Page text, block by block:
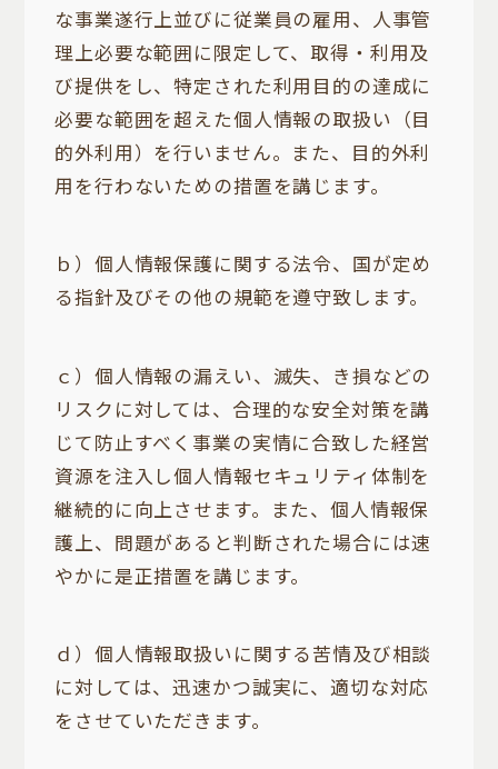
な事業遂行上並びに従業員の雇用、人事管
理上必要な範囲に限定して、取得・利用及
び提供をし、特定された利用目的の達成に
必要な範囲を超えた個人情報の取扱い（目
的外利用）を行いません。また、目的外利
用を行わないための措置を講じます。
ｂ）個人情報保護に関する法令、国が定め
る指針及びその他の規範を遵守致します。
ｃ）個人情報の漏えい、滅失、き損などの
リスクに対しては、合理的な安全対策を講
じて防止すべく事業の実情に合致した経営
資源を注入し個人情報セキュリティ体制を
継続的に向上させます。また、個人情報保
護上、問題があると判断された場合には速
やかに是正措置を講じます。
ｄ）個人情報取扱いに関する苦情及び相談
に対しては、迅速かつ誠実に、適切な対応
をさせていただきます。